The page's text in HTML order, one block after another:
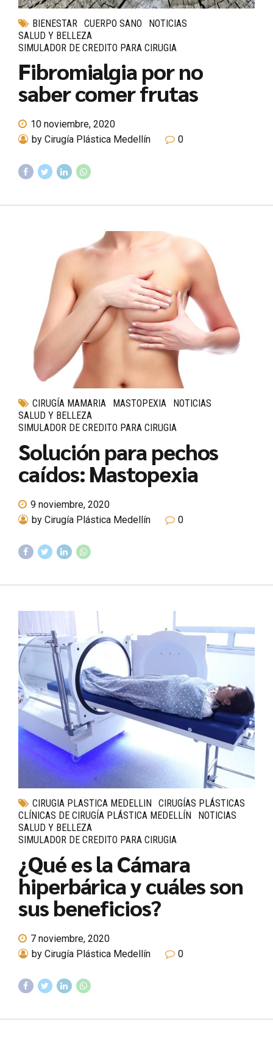
BIENESTAR CUERPO SANO
NOTICIAS
SALUD Y BELLEZA
SIMULADOR DE CREDITO PARA CIRUGIA
Fibromialgia por no
saber comer frutas
10 noviembre, 2020
by Cirugía Plástica Medellín
0
CIRUGÍA MAMARIA MASTOPEXIA
NOTICIAS
SALUD Y BELLEZA
SIMULADOR DE CREDITO PARA CIRUGIA
Solución para pechos
caídos: Mastopexia
9 noviembre, 2020
by Cirugía Plástica Medellín
0
CIRUGIA PLASTICA MEDELLIN
CIRUGÍAS PLÁSTICAS
CLÍNICAS DE CIRUGÍA PLÁSTICA MEDELLÍN
NOTICIAS
SALUD Y BELLEZA
SIMULADOR DE CREDITO PARA CIRUGIA
¿Qué es la Cámara
hiperbárica y cuáles son
sus beneficios?
7 noviembre, 2020
by Cirugía Plástica Medellín
0